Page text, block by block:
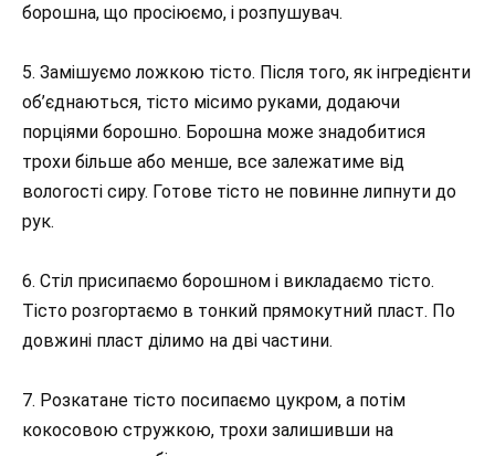
борошна, що просіюємо, і розпушувач.
5. Замішуємо ложкою тісто. Після того, як інгредієнти
об’єднаються, тісто місимо руками, додаючи
порціями борошно. Борошна може знадобитися
трохи більше або менше, все залежатиме від
вологості сиру. Готове тісто не повинне липнути до
рук.
6. Стіл присипаємо борошном і викладаємо тісто.
Тісто розгортаємо в тонкий прямокутний пласт. По
довжині пласт ділимо на дві частини.
7. Розкатане тісто посипаємо цукром, а потім
кокосовою стружкою, трохи залишивши на